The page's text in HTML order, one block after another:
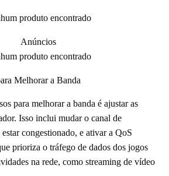
produto encontrado
Anúncios
produto encontrado
Melhorar a Banda
para melhorar a banda é ajustar as
Isso inclui mudar o canal de
congestionado, e ativar a QoS
prioriza o tráfego de dados dos jogos
na rede, como streaming de vídeo